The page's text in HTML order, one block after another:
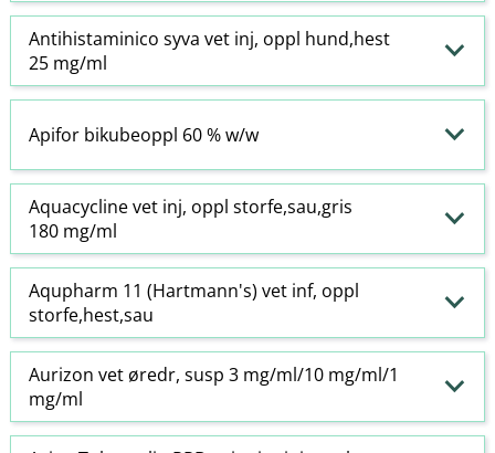
Antihistaminico syva vet inj, oppl hund,hest
25 mg/ml
Apifor bikubeoppl 60 % w​/​w
Aquacycline vet inj, oppl storfe,sau,gris
180 mg/ml
Aqupharm 11 (Hartmann's) vet inf, oppl
storfe,hest,sau
Aurizon vet øredr, susp 3 mg/ml/10 mg/ml/1
mg/ml